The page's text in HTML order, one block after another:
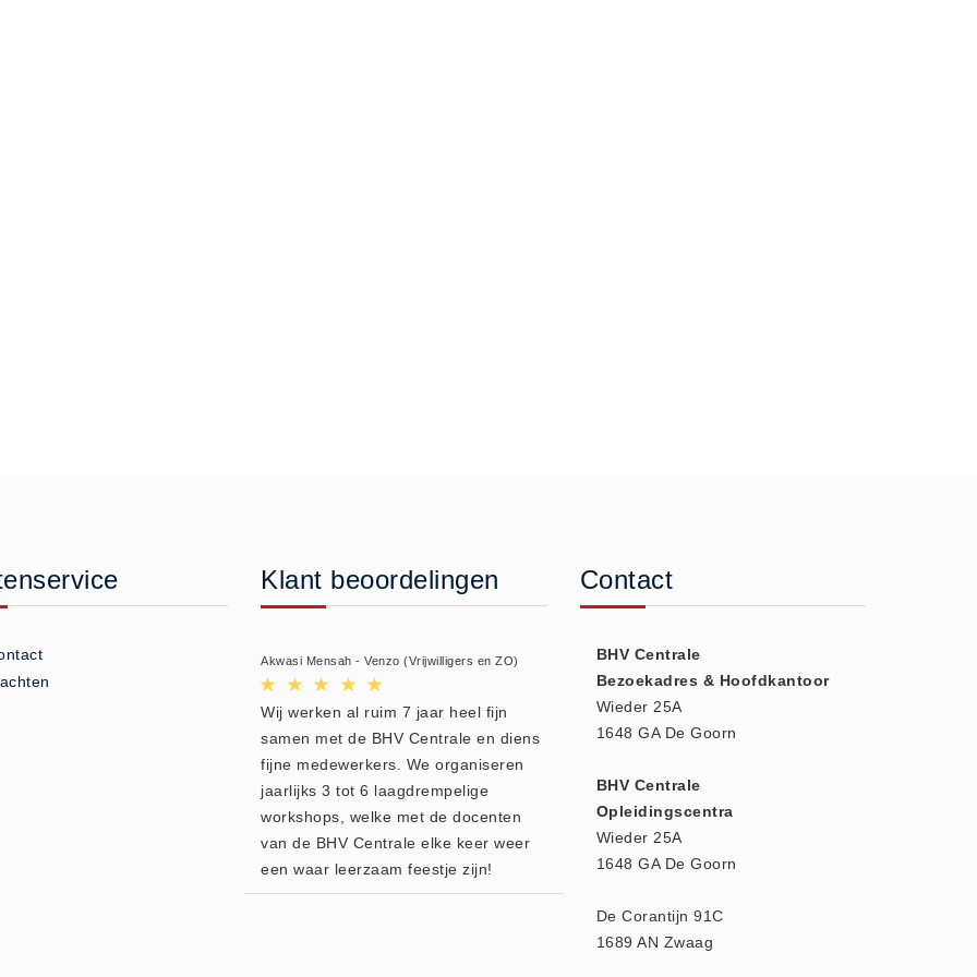
Klant beoordelingen
Akwasi Mensah - Venzo (Vrijwilligers en ZO)
Wij werken al ruim 7 jaar heel fijn
samen met de BHV Centrale en diens
fijne medewerkers. We organiseren
jaarlijks 3 tot 6 laagdrempelige
workshops, welke met de docenten
van de BHV Centrale elke keer weer
een waar leerzaam feestje zijn!
Contact
BHV Centrale
Bezoekadres & Hoofdkantoor
Wieder 25A
1648 GA De Goorn
BHV Centrale
Opleidingscentra
Wieder 25A
1648 GA De Goorn
De Corantijn 91C
1689 AN Zwaag